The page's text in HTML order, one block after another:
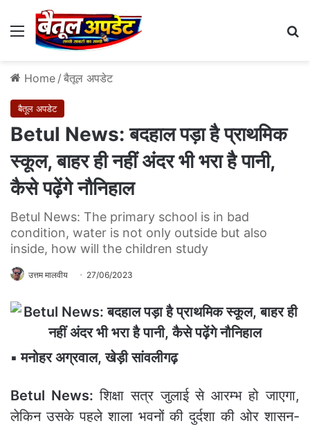
Menu
Home / बैतूल अपडेट
बैतूल अपडेट
Betul News: बदहाल पड़ा है प्राथमिक
स्कूल, बाहर ही नहीं अंदर भी भरा है पानी,
कैसे पढ़ेंगे नौनिहाल
Betul News: The primary school is in bad
condition, water is not only outside but also
inside, how will the children study
उत्तम मालवीय 27/06/2023
▪️ मनोहर अग्रवाल, खेड़ी सांवलीगढ़
Betul News: शिक्षा सत्र जुलाई से आरम्भ हो जाएगा,
लेकिन उसके पहले शाला भवनों की दुर्दशा की ओर शासन-